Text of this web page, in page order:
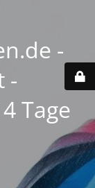
-
-
Tage